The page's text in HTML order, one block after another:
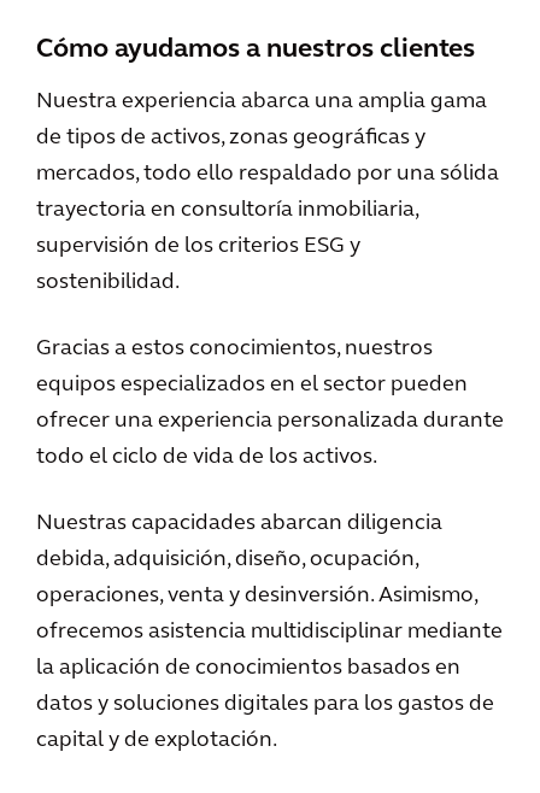
Cómo ayudamos a nuestros clientes
Nuestra experiencia abarca una amplia gama
de tipos de activos, zonas geográficas y
mercados, todo ello respaldado por una sólida
trayectoria en consultoría inmobiliaria,
supervisión de los criterios ESG y
sostenibilidad.
Gracias a estos conocimientos, nuestros
equipos especializados en el sector pueden
ofrecer una experiencia personalizada durante
todo el ciclo de vida de los activos.
Nuestras capacidades abarcan diligencia
debida, adquisición, diseño, ocupación,
operaciones, venta y desinversión. Asimismo,
ofrecemos asistencia multidisciplinar mediante
la aplicación de conocimientos basados en
datos y soluciones digitales para los gastos de
capital y de explotación.